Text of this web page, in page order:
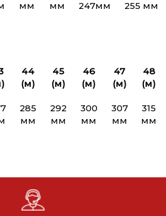
мм
мм
247мм
255 мм
44
(м)
45
(м)
46
(м)
47
(м)
48
(м)
285
мм
292
мм
300
мм
307
мм
315
мм